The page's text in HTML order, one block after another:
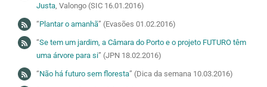
Justa , Valongo (SIC 16.01.2016)
“Plantar o amanhã” (Evasões 01.02.2016)
“Se tem um jardim, a Câmara do Porto e o projeto FUTURO têm
uma árvore para si” (JPN 18.02.2016)
“Não há futuro sem floresta” (Dica da semana 10.03.2016)